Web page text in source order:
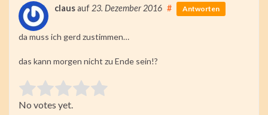
clausauf 23. Dezember 2016 # Antworten
da muss ich gerd zustimmen…
das kann morgen nicht zu Ende sein!?
Rate this item:
Submit Rating
No votes yet.